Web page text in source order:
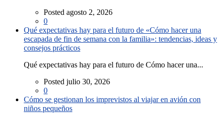
Posted agosto 2, 2026
0
Qué expectativas hay para el futuro de «Cómo hacer una
escapada de fin de semana con la familia»: tendencias, ideas y
consejos prácticos
Qué expectativas hay para el futuro de Cómo hacer una...
Posted julio 30, 2026
0
Cómo se gestionan los imprevistos al viajar en avión con
niños pequeños